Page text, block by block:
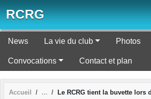
RCRG
News La vie du club Photos
Convocations Contact et plan
Accueil Le RCRG tient la buvette lors